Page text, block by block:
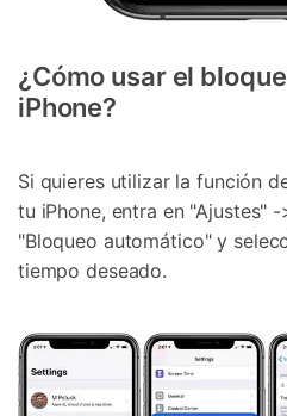
¿Cómo usar el
iPhone?
Si quieres utilizar la función
tu iPhone, entra en "Ajustes"
"Bloqueo automático" y
tiempo deseado.